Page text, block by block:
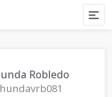
Robledo